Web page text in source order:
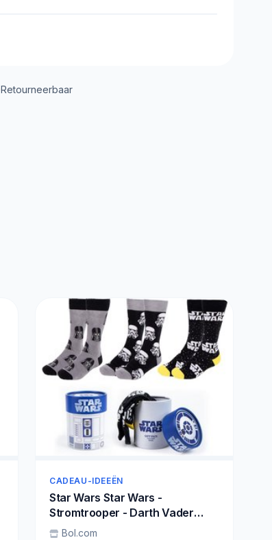
Retourneerbaar
CADEAU-IDEEËN
Star Wars Star Wars -
Stromtrooper - Darth Vader
Sokken meerkleurig one size
Bol.com